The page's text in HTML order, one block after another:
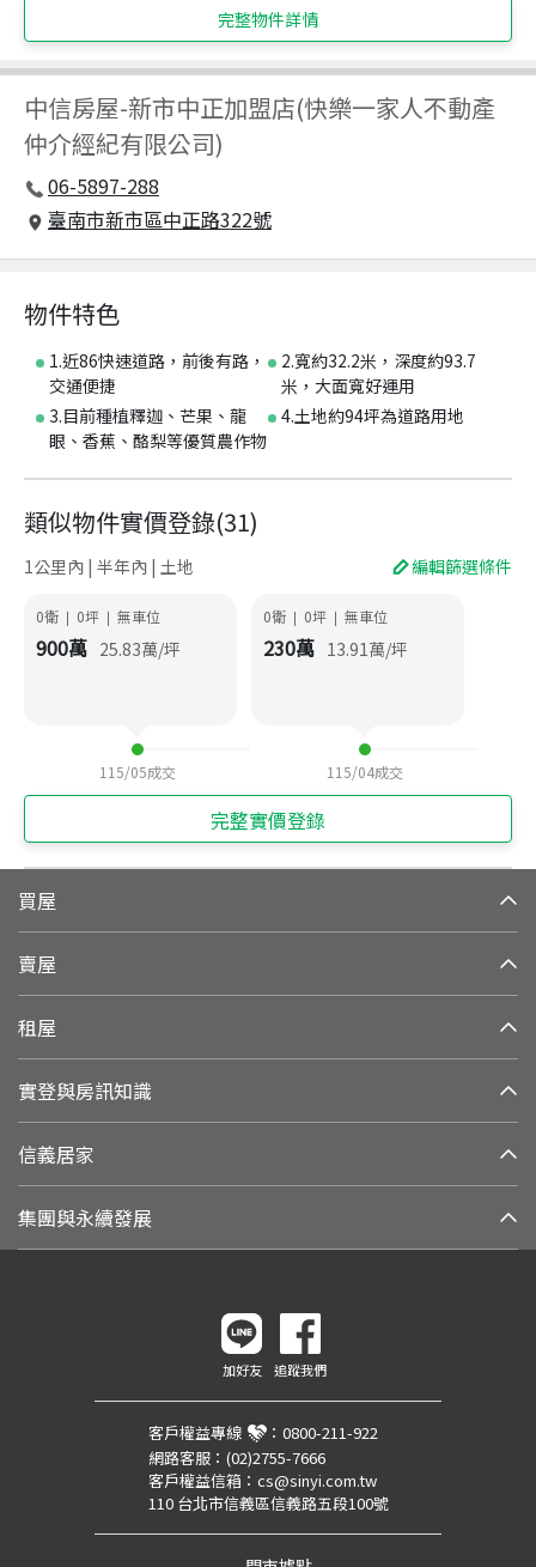
完整物件詳情
中信房屋-新市中正加盟店(快樂一家人不動產
仲介經紀有限公司)
06-5897-288
臺南市新市區中正路322號
物件特色
1.近86快速道路，前後有路，
交通便捷
2.寬約32.2米，深度約93.7
米，大面寬好運用
3.目前種植釋迦、芒果、龍
眼、香蕉、酪梨等優質農作物
4.土地約94坪為道路用地
類似物件實價登錄(31)
1公里內 | 半年內 | 土地 編輯篩選條件
0衛 | 0坪 | 無車位
900萬 25.83萬/坪
115/05成交
0衛 | 0坪 | 無車位
230萬 13.91萬/坪
115/04成交
完整實價登錄
買屋
賣屋
租屋
實登與房訊知識
信義居家
集團與永續發展
加好友 追蹤我們
客戶權益專線 ： 0800-211-922
網路客服： (02)2755-7666
客戶權益信箱： cs@sinyi.com.tw
110 台北市信義區信義路五段100號